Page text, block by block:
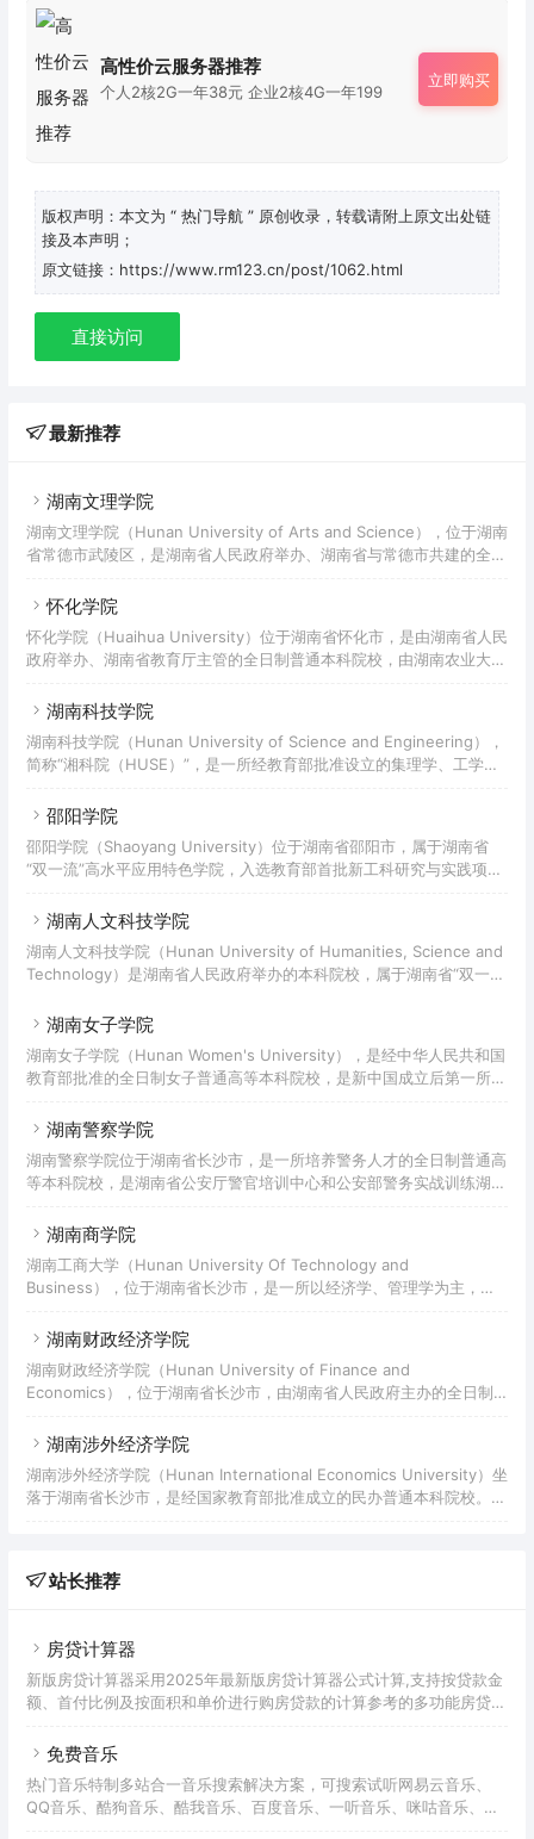
高性价云服务器推荐
个人2核2G一年38元 企业2核4G一年199
立即购买
版权声明：本文为 “ 热门导航 ” 原创收录，转载请附上原文出处链
接及本声明；
原文链接：https://www.rm123.cn/post/1062.html
直接访问
最新推荐
湖南文理学院
湖南文理学院（Hunan University of Arts and Science），位于湖南
省常德市武陵区，是湖南省人民政府举办、湖南省与常德市共建的全日
南省2011计划”，是国家“十三五”应用型本科产教融合发展工程规划高
1958年建立的常德师范高等专科学校，先后汇聚了常德高等专科学
校、湖南农学院常德分院、常德教育学院、常德市城乡建设职业技术学
怀化学院
怀化学院（Huaihua University）位于湖南省怀化市，是由湖南省人民
政府举办、湖南省教育厅主管的全日制普通本科院校，由湖南农业大学
化师范专科学校、怀化师范高等专科学校等阶段；2002年，学校升格
权；2021年获批硕士学位授予立项建设单位。截至2022年4月，怀化
学院有两个校区，占地1158亩，建筑面积54万平方米；有馆藏图书153
湖南科技学院
湖南科技学院（Hunan University of Science and Engineering），
简称“湘科院（HUSE）”，是一所经教育部批准设立的集理学、工学、
日制普通本科院校，属综合性应用型本科院校，曾被业界誉为“全国师
校。湖南科技学院办学始于1941年，前身为湖南省立第七师范学校，
后历经零陵师范学校、零陵师范学院等时期；1971年创办专科教育，并
邵阳学院
邵阳学院（Shaoyang University）位于湖南省邵阳市，属于湖南省
“双一流”高水平应用特色学院，入选教育部首批新工科研究与实践项
验高校。学校创建于1958年，前身是邵阳师范专科学校，2002年与邵
程硕士学位招生权（服务国家特殊需求人才培养项目）；2018年7月，
学校新增为湖南省硕士学位授予单位立项建设单位（第三批）。截至
湖南人文科技学院
湖南人文科技学院（Hunan University of Humanities, Science and
Technology）是湖南省人民政府举办的本科院校，属于湖南省“双一
硕士专业学位研究生教育试点高校。湖南人文科技学院始于1978年创
批准，学校升格并更名为湖南人文科技学院，成为一所全日制本科普通
高校；2010年经国务院学位委员会批准，学校取得硕士学位授予权
湖南女子学院
湖南女子学院（Hunan Women's University），是经中华人民共和国
教育部批准的全日制女子普通高等本科院校，是新中国成立后第一所公
全国妇联与湖南省人民政府共建高校，是世界女子教育联盟成员、中国
前身为创办于1985年的湖南女子职业大学，2010年3月经教育部批准
升格为全日制普通本科院校，更名为湖南女子学院，2010年6月加入世
湖南警察学院
湖南警察学院位于湖南省长沙市，是一所培养警务人才的全日制普通高
等本科院校，是湖南省公安厅警官培训中心和公安部警务实战训练湖南
先后经历了湖南省公安干部学校、湖南省政法干部学校、湖南省公安学
等阶段，历经更名、调整和合并等演进和发展，2010年3月，经教育部
批准组建湖南警察学院。据2021年7月学校官网显示，学校占地面积
湖南商学院
湖南工商大学（Hunan University Of Technology and
Business），位于湖南省长沙市，是一所以经济学、管理学为主，涵
选湖南省2011计划、“十三五”应用型本科产教融合发展工程、湖南省国
内一流学科建设高校，是教育部本科教学工作水平评估优秀高校、博士
学位授予立项建设单位、中国首批深化创新创业教育改革示范高校、全
国高校实践育人创新创业基地、全国创新创业典型经验50强高校。学
湖南财政经济学院
湖南财政经济学院（Hunan University of Finance and
Economics），位于湖南省长沙市，由湖南省人民政府主办的全日制
试点工程单位”。学院起始于1933年创办的厚生会计讲习所，1942年，
厚生会计讲习所改名为湖南私立厚生会计补习学校。解放后，厚生会计
补习学校由湖南省人民政府接管，并于1951年更名为湖南厚生会计学
校，由私立改为公办。此后，相继更名为湖南省财政学校、湖南省财贸
湖南涉外经济学院
湖南涉外经济学院（Hunan International Economics University）坐
落于湖南省长沙市，是经国家教育部批准成立的民办普通本科院校。学
米，建筑面积48.53万平方米；有教职工1278人，全日制在校生约2.8
站长推荐
房贷计算器
新版房贷计算器采用2025年最新版房贷计算器公式计算,支持按贷款金
额、首付比例及按面积和单价进行购房贷款的计算参考的多功能房贷计
贷款利率、首付、月供明细等提供计算参考。
免费音乐
热门音乐特制多站合一音乐搜索解决方案，可搜索试听网易云音乐、
QQ音乐、酷狗音乐、酷我音乐、百度音乐、一听音乐、咪咕音乐、荔